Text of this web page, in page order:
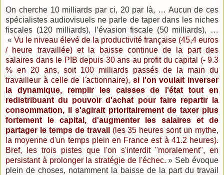
On cherche 10 milliards par ci, 20 par là, … Aucun de ces
spécialistes audiovisuels ne parle de taper dans les niches
fiscales (120 milliards), l’évasion fiscale (50 milliards), …
« Vu le niveau élevé de la productivité française (45,4 euros
/ heure travaillée) et la baisse continue de la part des
salaires dans le PIB depuis 30 ans au profit du capital (- 9.3
% en 20 ans, soit 100 milliards passés de la main du
travailleur à celle de l'actionnaire), si l'on voulait inverser
la dynamique, remplir les caisses de l'état tout en
redistribuant du pouvoir d'achat pour faire repartir la
consommation, il s'agirait prioritairement de taxer plus
fortement le capital, d'augmenter les salaires et de
partager le temps de travail (les 35 heures sont un mythe,
la moyenne d'un temps plein en France est à 41.2 heures).
Bref, les trois pistes que l'on s'interdit "moralement", en
persistant à prolonger la stratégie de l'échec. » Seb évoque
plein de choses, notamment la baisse de la part du travail